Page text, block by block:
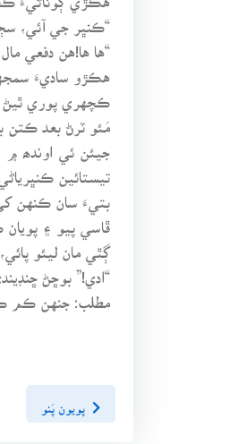
“ڪنڀر جي آئي،
“ها ها!هن دفعي
هڪڙو ساديءَ
ڪچهري پوري ٿيڻ
مَئو ٽرڻ بعد
جيئن ئي اوندھ ۾
تيستائين
بتيءَ سان ڪنهن
ڳٿي مان ليئو
“ادي!” بوڇڻ
مطلب: جنهن ڪم
پويون پَنو